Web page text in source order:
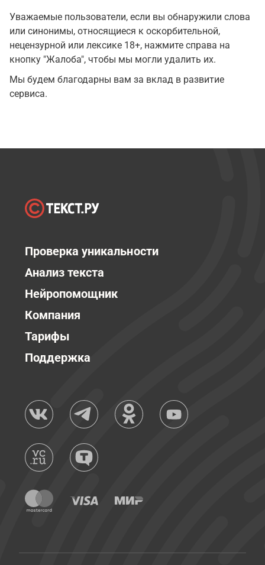
Уважаемые пользователи, если вы обнаружили слова
или синонимы, относящиеся к оскорбительной,
нецензурной или лексике 18+, нажмите справа на
кнопку "Жалоба", чтобы мы могли удалить их.
Мы будем благодарны вам за вклад в развитие
сервиса.
Проверка уникальности
Анализ текста
Нейропомощник
Компания
Тарифы
Поддержка